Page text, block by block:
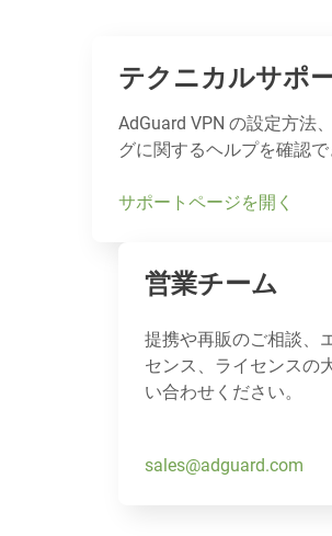
テクニカルサポ
AdGuard VPN の設定方法
グに関するヘルプを確認で
サポートページを開く
営業チーム
提携や再販のご相談、
センス、ライセンスの
い合わせください。
sales@adguard.com